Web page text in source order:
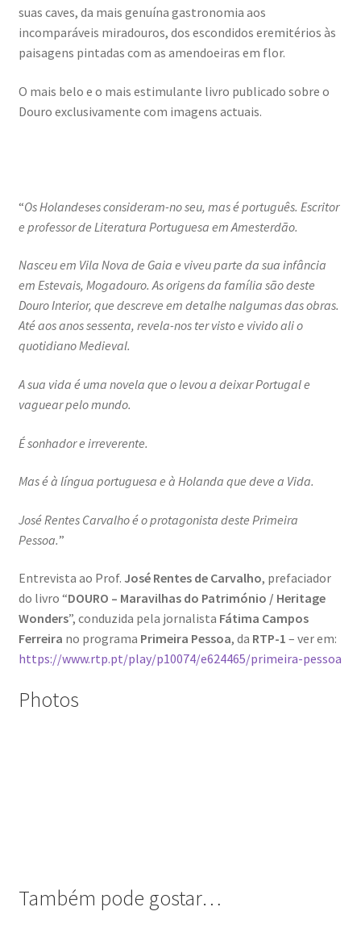
Wide Visions
Como adquirir produtos?
My Courses
Página
Contactos
Política de Privacidade e Transparência (RGPD)
suas caves, da mais genuína gastronomia aos
incomparáveis miradouros, dos escondidos eremitérios às
paisagens pintadas com as amendoeiras em flor.
O mais belo e o mais estimulante livro publicado sobre o
Douro exclusivamente com imagens actuais.
“Os Holandeses consideram-no seu, mas é português. Escritor
e professor de Literatura Portuguesa em Amesterdão.
Nasceu em Vila Nova de Gaia e viveu parte da sua infância
em Estevais, Mogadouro. As origens da família são deste
Douro Interior, que descreve em detalhe nalgumas das obras.
Até aos anos sessenta, revela-nos ter visto e vivido ali o
quotidiano Medieval.
A sua vida é uma novela que o levou a deixar Portugal e
vaguear pelo mundo.
É sonhador e irreverente.
Mas é à língua portuguesa e à Holanda que deve a Vida.
José Rentes Carvalho é o protagonista deste Primeira
Pessoa.”
Entrevista ao Prof. José Rentes de Carvalho, prefaciador
do livro “DOURO – Maravilhas do Património / Heritage
Wonders”, conduzida pela jornalista Fátima Campos
Ferreira no programa Primeira Pessoa, da RTP-1 – ver em:
https://www.rtp.pt/play/p10074/e624465/primeira-pessoa
Photos
Também pode gostar…